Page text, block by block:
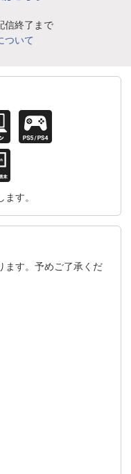
信終了まで
ついて
す。
ます。予めご了承くだ